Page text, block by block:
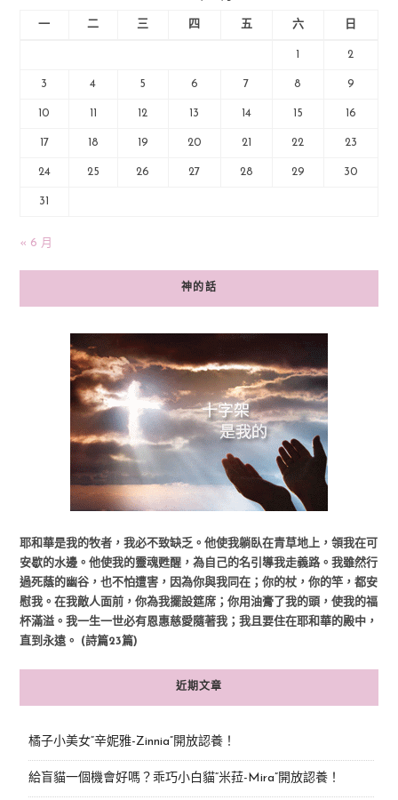
一 二 三 四 五 六 日
1 2
3 4 5 6 7 8 9
10 11 12 13 14 15 16
17 18 19 20 21 22 23
24 25 26 27 28 29 30
31
« 6 月
神的話
耶和華是我的牧者，我必不致缺乏。他使我躺臥在青草地上，領我在可
安歇的水邊。他使我的靈魂甦醒，為自己的名引導我走義路。我雖然行
過死蔭的幽谷，也不怕遭害，因為你與我同在；你的杖，你的竿，都安
慰我。在我敵人面前，你為我擺設筵席；你用油膏了我的頭，使我的福
杯滿溢。我一生一世必有恩惠慈愛隨著我；我且要住在耶和華的殿中，
直到永遠。 (詩篇23篇)
近期文章
橘子小美女“辛妮雅-Zinnia”開放認養！
給盲貓一個機會好嗎？乖巧小白貓“米菈-Mira”開放認養！